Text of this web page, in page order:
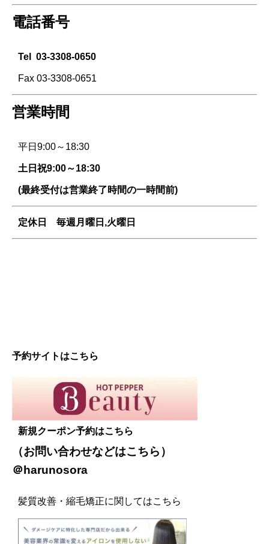
電話番号
Tel 03-3308-0650
Fax 03-3308-0651
営業時間
平日9:00～18:30
土日祝9:00～18:30
(最終受付は営業終了時間の一時間前)
定休日 毎週 月曜日,火曜日
予約サイトはこちら
新規クーポン予約はこちら
（お問い合わせなどはこちら ）
＠harunosora
髪質改善・縮毛矯正に関してはこちら